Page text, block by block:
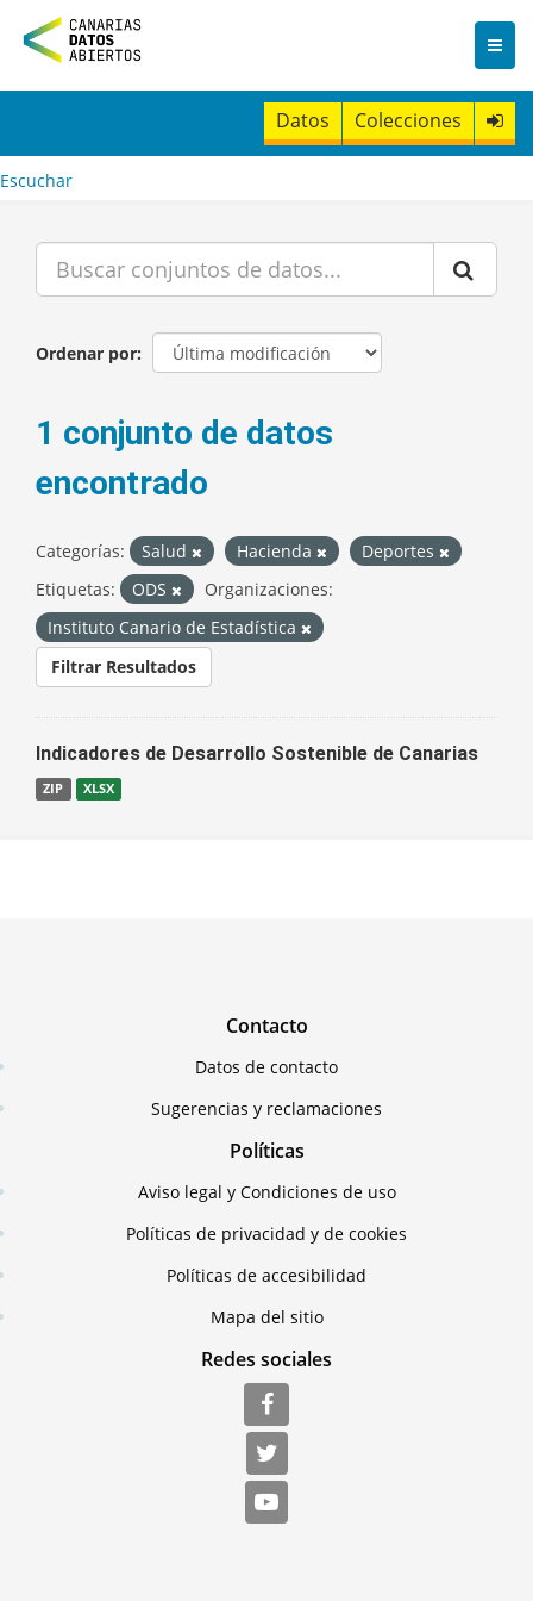
n
t
Datos Colecciones
Escuchar
Ordenar por
1 conjunto de datos
encontrado
Categorías: Salud Hacienda
Deportes
Etiquetas:
ODS
Organizaciones:
Instituto Canario de Estadística
Filtrar Resultados
Indicadores de Desarrollo Sostenible de Canarias
ZIP XLSX
Contacto
Datos de contacto
Sugerencias y reclamaciones
Políticas
Aviso legal y Condiciones de uso
Políticas de privacidad y de cookies
Políticas de accesibilidad
Mapa del sitio
Redes sociales